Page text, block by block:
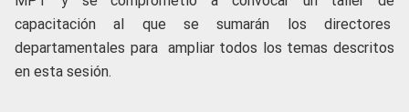
capacitación al que se sumarán los directores
departamentales para ampliar todos los temas descritos
en esta sesión.